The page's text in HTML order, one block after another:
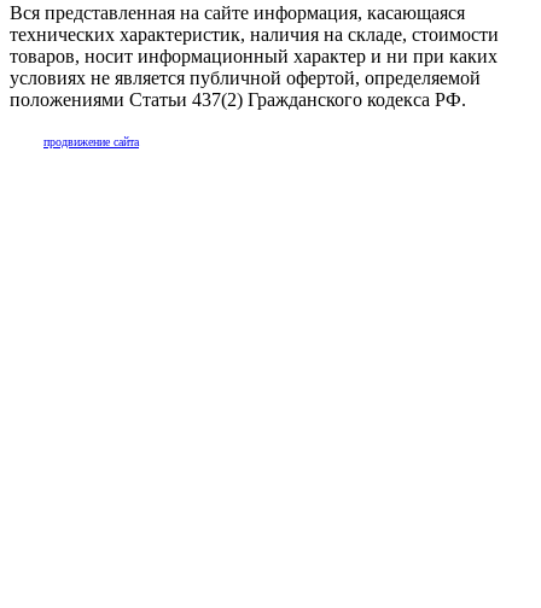
Вся представленная на сайте информация, касающаяся
технических характеристик, наличия на складе, стоимости
товаров, носит информационный характер и ни при каких
условиях не является публичной офертой, определяемой
положениями Статьи 437(2) Гражданского кодекса РФ.
продвижение сайта